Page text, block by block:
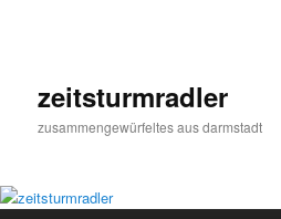
zeitsturmradler
zusammengewürfeltes aus darmstadt